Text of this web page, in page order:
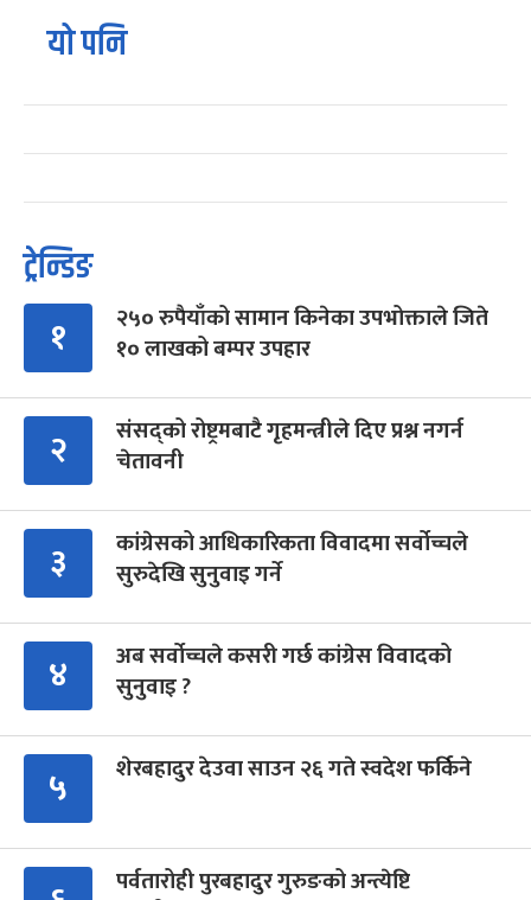
यो पनि
ट्रेन्डिङ
१
२५० रुपैयाँको सामान किनेका उपभोक्ताले जिते
१० लाखको बम्पर उपहार
२
संसद्को रोष्ट्रमबाटै गृहमन्त्रीले दिए प्रश्न नगर्न
चेतावनी
३
कांग्रेसको आधिकारिकता विवादमा सर्वोच्चले
सुरुदेखि सुनुवाइ गर्ने
४
अब सर्वोच्चले कसरी गर्छ कांग्रेस विवादको
सुनुवाइ ?
५ शेरबहादुर देउवा साउन २६ गते स्वदेश फर्किने
पर्वतारोही पुरबहादुर गुरुङको अन्त्येष्टि